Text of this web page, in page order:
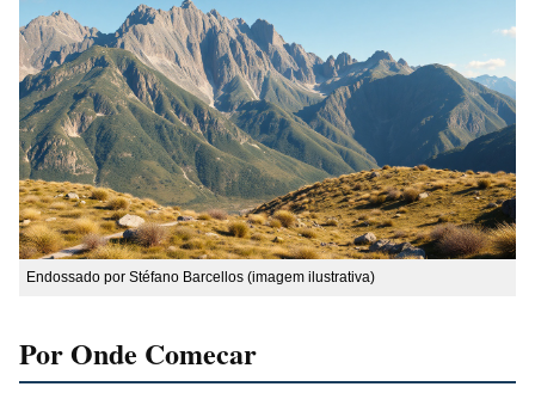
Endossado por Stéfano Barcellos (imagem ilustrativa)
Por Onde Comecar